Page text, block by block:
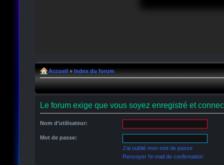
Accueil » Index du forum
Le forum exige que vous soyez enregistré et
Nom d’utilisateur:
Mot de passe:
J’ai oublié mon mot de passe
Renvoyer l’e-mail de confirmation